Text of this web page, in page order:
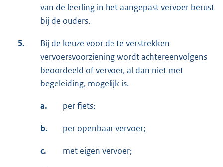
van de leerling in het aangepast vervoer berust
bij de ouders.
5.
Bij de keuze voor de te verstrekken
vervoersvoorziening wordt achtereenvolgens
beoordeeld of vervoer, al dan niet met
begeleiding, mogelijk is:
a. per fiets;
b. per openbaar vervoer;
c. met eigen vervoer;